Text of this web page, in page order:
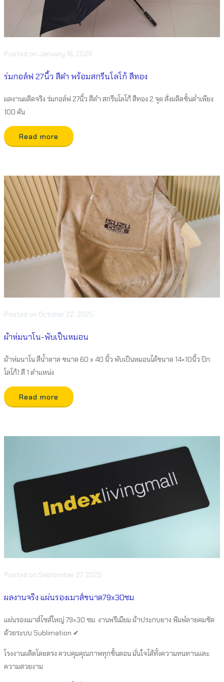
Posted on January 16, 2026
ร่มกอล์ฟ 27นิ้ว สีดำ พร้อมสกรีนโลโก้ สีทอง
ผลงานผลิตจริง ร่มกอล์ฟ 27นิ้ว สีดำ สกรีนโลโก้ สีทอง 2 จุด สั่งผลิตขั้นต่ำเพียง
100 คัน
Read more
Posted on October 22, 2025
ผ้าห่มนาโน-พับเป็นหมอน
ผ้าห่มนาโน สีน้ำตาล ขนาด 60 x 40 นิ้ว พับเป็นหมอนได้ขนาด 14×10นิ้ว ปัก
โลโก้1 สี 1 ตำแหน่ง
Read more
Posted on September 27, 2025
ผลงานจริง แผ่นรองเมาส์ขนาด79x30ซม
แผ่นรองเมาส์ไซส์ใหญ่ 79×30 ซม. งานพรีเมียม ผ้าประกบยาง พิมพ์ลายคมชัด
ด้วยระบบ Sublimation ✔
โรงงานผลิตโดยตรง ควบคุมคุณภาพทุกขั้นตอน มั่นใจได้ทั้งความทนทานและ
ความสวยงาม